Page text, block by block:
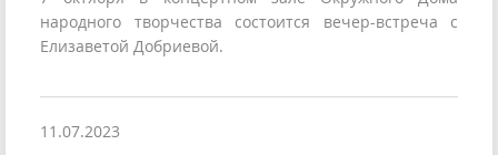
народного творчества состоится вечер-встреча с
Елизаветой Добриевой.
11.07.2023